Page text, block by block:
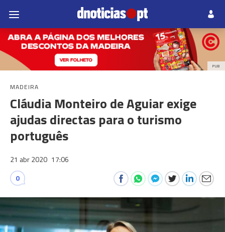
PUB
MADEIRA
Cláudia Monteiro de Aguiar exige
ajudas directas para o turismo
português
21 abr 2020 17:06
0